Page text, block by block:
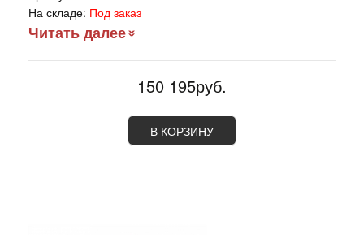
На складе: Под заказ
Читать далее
150 195руб.
В КОРЗИНУ